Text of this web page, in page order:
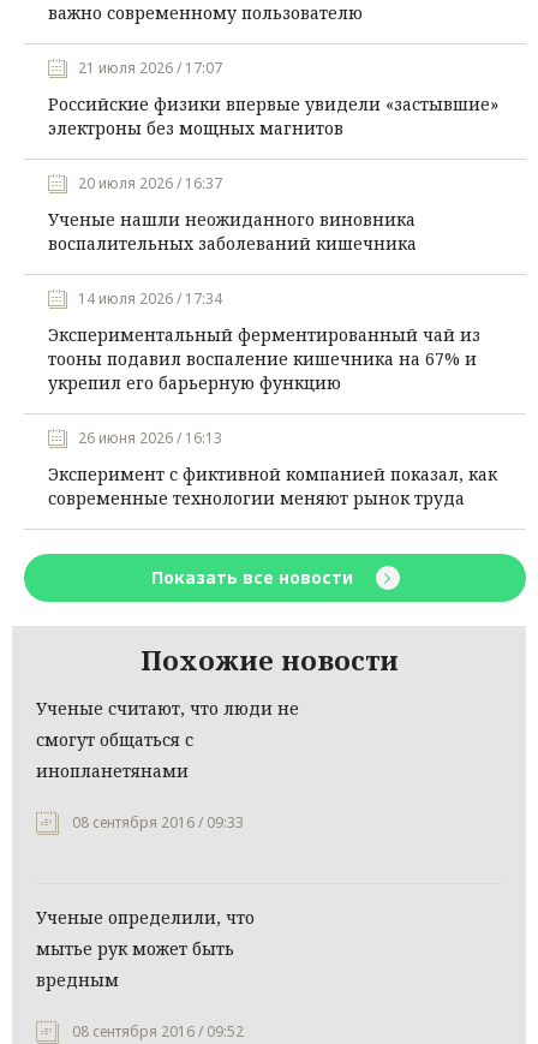
важно современному пользователю
21 июля 2026 / 17:07
Российские физики впервые увидели «застывшие»
электроны без мощных магнитов
20 июля 2026 / 16:37
Ученые нашли неожиданного виновника
воспалительных заболеваний кишечника
14 июля 2026 / 17:34
Экспериментальный ферментированный чай из
тооны подавил воспаление кишечника на 67% и
укрепил его барьерную функцию
26 июня 2026 / 16:13
Эксперимент с фиктивной компанией показал, как
современные технологии меняют рынок труда
Показать все новости
Похожие новости
Ученые считают, что люди не
смогут общаться с
инопланетянами
08 сентября 2016 / 09:33
Ученые определили, что
мытье рук может быть
вредным
08 сентября 2016 / 09:52